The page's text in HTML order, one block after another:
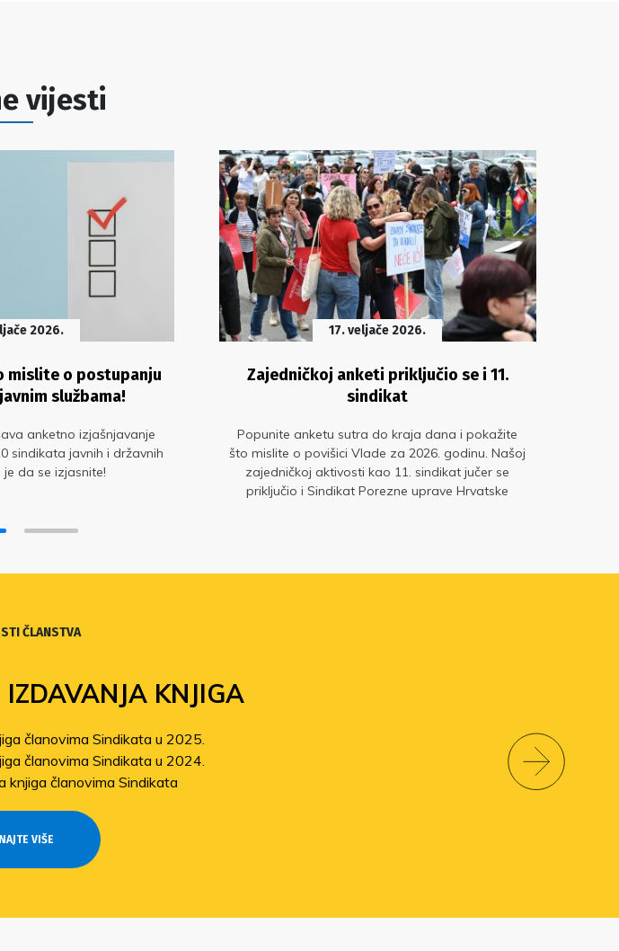
vijesti
2026.
mislite o postupanju
službama!
anketno izjašnjavanje
sindikata javnih i državnih
je da se izjasnite!
17. veljače 2026.
Zajedničkoj anketi priključio se i 11.
sindikat
Popunite anketu sutra do kraja dana i pokažite
što mislite o povišici Vlade za 2026. godinu. Našoj
zajedničkoj aktivosti kao 11. sindikat jučer se
priključio i Sindikat Porezne uprave Hrvatske
ČLANSTVA
KNJIGA
članovima Sindikata u 2025.
članovima Sindikata u 2024.
knjiga članovima Sindikata
VIŠE